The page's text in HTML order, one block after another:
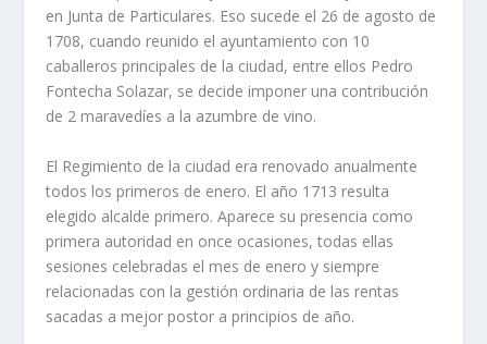
en Junta de Particulares. Eso sucede el 26 de agosto de
1708, cuando reunido el ayuntamiento con 10
caballeros principales de la ciudad, entre ellos Pedro
Fontecha Solazar, se decide imponer una contribución
de 2 maravedíes a la azumbre de vino.
El Regimiento de la ciudad era renovado anualmente
todos los primeros de enero. El año 1713 resulta
elegido alcalde primero. Aparece su presencia como
primera autoridad en once ocasiones, todas ellas
sesiones celebradas el mes de enero y siempre
relacionadas con la gestión ordinaria de las rentas
sacadas a mejor postor a principios de año.